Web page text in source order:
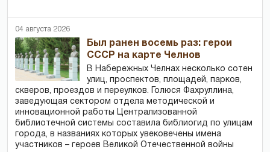
04 августа 2026
Был ранен восемь раз: герои
СССР на карте Челнов
В Набережных Челнах несколько сотен
улиц, проспектов, площадей, парков,
скверов, проездов и переулков. Голюся Фахруллина,
заведующая сектором отдела методической и
инновационной работы Централизованной
библиотечной системы составила библиогид по улицам
города, в названиях которых увековечены имена
участников – героев Великой Отечественной войны